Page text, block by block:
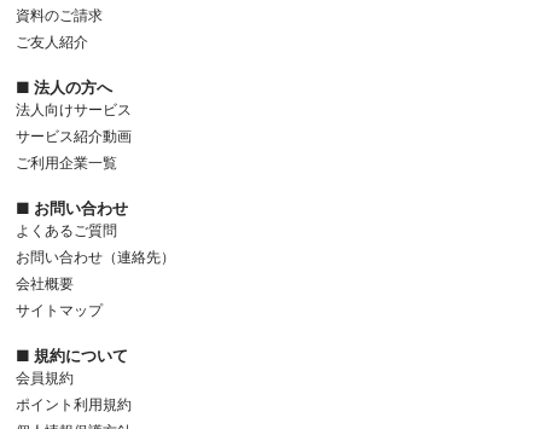
資料のご請求
ご友人紹介
■ 法人の方へ
法人向けサービス
サービス紹介動画
ご利用企業一覧
■ お問い合わせ
よくあるご質問
お問い合わせ（連絡先）
会社概要
サイトマップ
■ 規約について
会員規約
ポイント利用規約